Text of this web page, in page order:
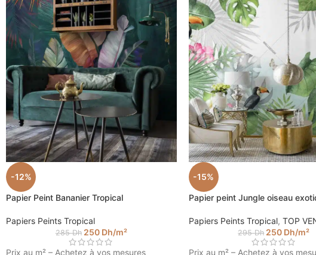
-12%
Papier Peint Bananier Tropical
Papiers Peints Tropical
285Dh 250 Dh/m²
Prix au m² – Achetez à vos mesures
-15%
Papier peint Jungle oiseau
Papiers Peints Tropical, TOP
295Dh 250 Dh/m²
Prix au m² – Achetez à vos